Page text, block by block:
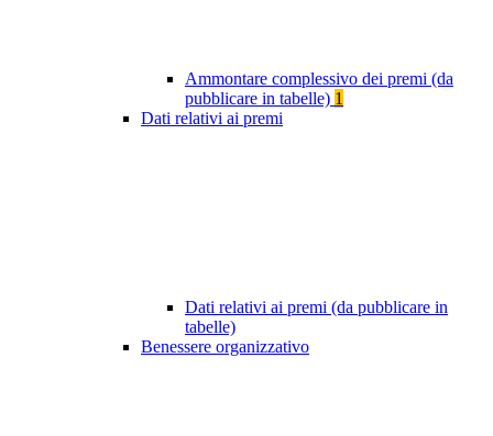
Ammontare complessivo dei premi (da
pubblicare in tabelle) 1
Dati relativi ai premi
Dati relativi ai premi (da pubblicare in
tabelle)
Benessere organizzativo